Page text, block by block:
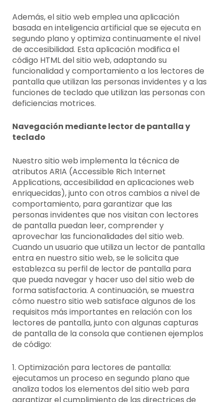
Además, el sitio web emplea una aplicación
basada en inteligencia artificial que se ejecuta en
segundo plano y optimiza continuamente el nivel
de accesibilidad. Esta aplicación modifica el
código HTML del sitio web, adaptando su
funcionalidad y comportamiento a los lectores de
pantalla que utilizan las personas invidentes y a las
funciones de teclado que utilizan las personas con
deficiencias motrices.
Navegación mediante lector de pantalla y
teclado
Nuestro sitio web implementa la técnica de
atributos ARIA (Accessible Rich Internet
Applications, accesibilidad en aplicaciones web
enriquecidas), junto con otros cambios a nivel de
comportamiento, para garantizar que las
personas invidentes que nos visitan con lectores
de pantalla puedan leer, comprender y
aprovechar las funcionalidades del sitio web.
Cuando un usuario que utiliza un lector de pantalla
entra en nuestro sitio web, se le solicita que
establezca su perfil de lector de pantalla para
que pueda navegar y hacer uso del sitio web de
forma satisfactoria. A continuación, se muestra
cómo nuestro sitio web satisface algunos de los
requisitos más importantes en relación con los
lectores de pantalla, junto con algunas capturas
de pantalla de la consola que contienen ejemplos
de código:
1. Optimización para lectores de pantalla:
ejecutamos un proceso en segundo plano que
analiza todos los elementos del sitio web para